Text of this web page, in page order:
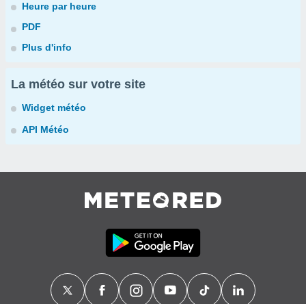
Heure par heure
PDF
Plus d'info
La météo sur votre site
Widget météo
API Météo